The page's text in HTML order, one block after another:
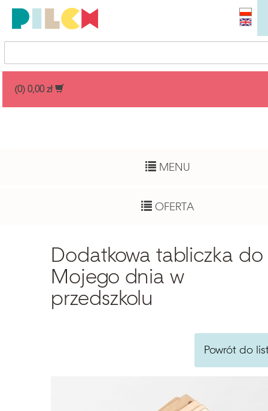
(0) 0,00 zł
MENU
OFERTA
Dodatkowa tabliczka do
Mojego dnia w
przedszkolu
Powrót do